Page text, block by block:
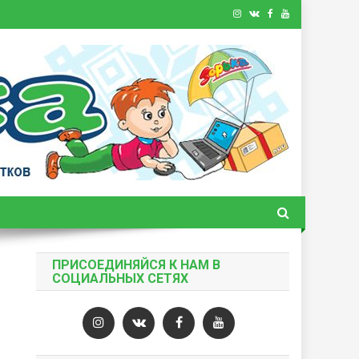
ПРИСОЕДИНЯЙСЯ К НАМ В
СОЦИАЛЬНЫХ СЕТЯХ